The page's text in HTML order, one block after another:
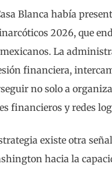
Blanca había
2026, que
La
financiera,
no solo a
financieros y redes
existe otra
hacia la